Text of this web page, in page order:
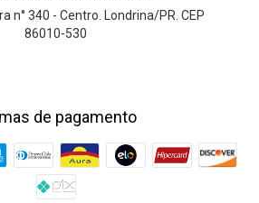
n° 340 - Centro. Londrina/PR. CEP
86010-530
de pagamento